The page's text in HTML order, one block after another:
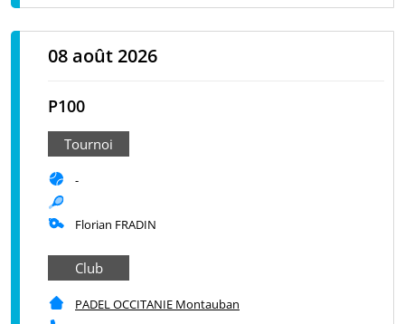
08 août 2026
P100
Tournoi
-
Florian FRADIN
Club
PADEL OCCITANIE Montauban